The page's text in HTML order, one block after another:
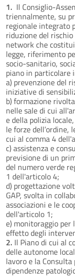
1. Il Consiglio-
triennalmente, su
regionale integrato
riduzione del rischio
network che
legge, riferimento
socio-sanitario,
piano in particolare
a) prevenzione del
iniziative di
b) formazione
nelle sale di cui
e della polizia
le forze dell’ordine,
cui al comma 4
c) assistenza e
previsione di un
del numero verde
1 dell'articolo 4;
d) progettazione
GAP, svolta in
associazioni e le
dell'articolo 1;
e) monitoraggio per
effetto degli
2. Il Piano di cui al
delle autonome
lavoro e la
dipendenze